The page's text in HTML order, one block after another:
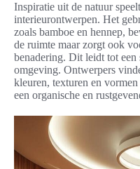
Inspiratie uit de natuur
interieurontwerpen. Het
zoals bamboe en hennep,
de ruimte maar zorgt ook
benadering. Dit leidt tot
omgeving. Ontwerpers
kleuren, texturen en
een organische en